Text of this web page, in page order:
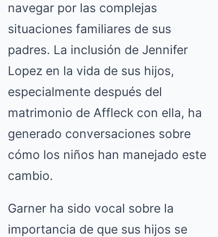
navegar por las complejas
situaciones familiares de sus
padres. La inclusión de Jennifer
Lopez en la vida de sus hijos,
especialmente después del
matrimonio de Affleck con ella, ha
generado conversaciones sobre
cómo los niños han manejado este
cambio.
Garner ha sido vocal sobre la
importancia de que sus hijos se